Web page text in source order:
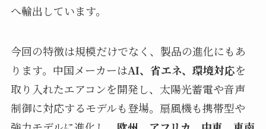
へ輸出しています。
今回の特徴は規模だけでなく、製品の進化にもあ
ります。中国メーカーはAI、省エネ、環境対応を
取り入れたエアコンを開発し、太陽光蓄電や音声
制御に対応するモデルも登場。扇風機も携帯型や